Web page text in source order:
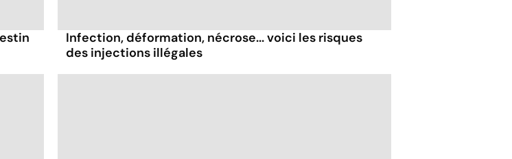
Infection, déformation, nécrose... voici les risques
des injections illégales